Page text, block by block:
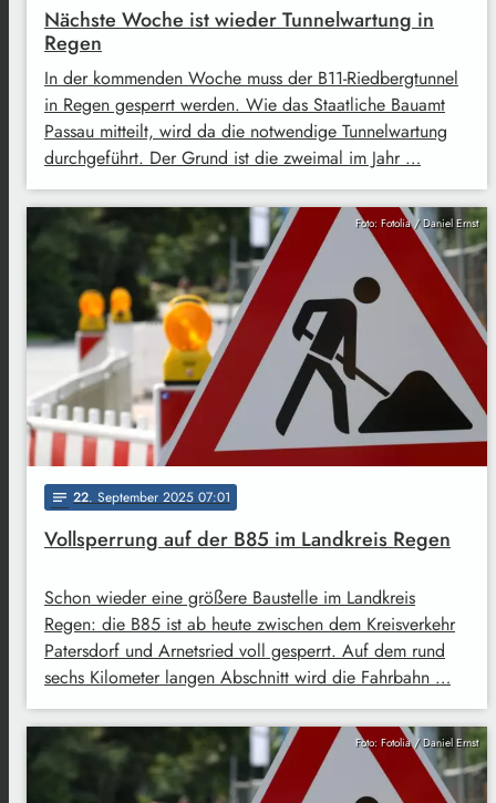
Nächste Woche ist wieder Tunnelwartung in
Regen
In der kommenden Woche muss der B11-Riedbergtunnel
in Regen gesperrt werden. Wie das Staatliche Bauamt
Passau mitteilt, wird da die notwendige Tunnelwartung
durchgeführt. Der Grund ist die zweimal im Jahr …
Foto: Fotolia / Daniel Ernst
notes 22. September 2025 07:01
Vollsperrung auf der B85 im Landkreis Regen
Schon wieder eine größere Baustelle im Landkreis
Regen: die B85 ist ab heute zwischen dem Kreisverkehr
Patersdorf und Arnetsried voll gesperrt. Auf dem rund
sechs Kilometer langen Abschnitt wird die Fahrbahn …
Foto: Fotolia / Daniel Ernst